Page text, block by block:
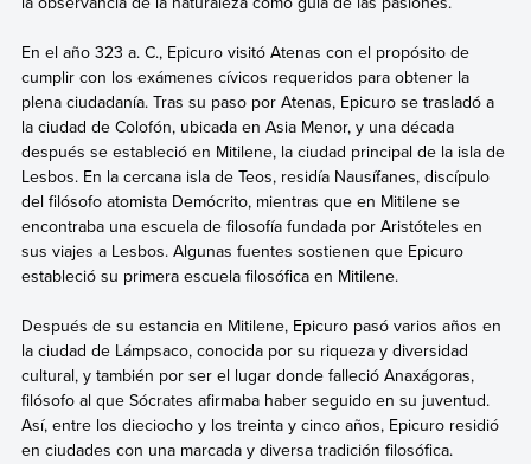
En el año 323 a. C., Epicuro visitó Atenas con el propósito de
cumplir con los exámenes cívicos requeridos para obtener la
plena ciudadanía. Tras su paso por Atenas, Epicuro se trasladó a
la ciudad de Colofón, ubicada en Asia Menor, y una década
después se estableció en Mitilene, la ciudad principal de la isla de
Lesbos. En la cercana isla de Teos, residía Nausífanes, discípulo
del filósofo atomista Demócrito, mientras que en Mitilene se
encontraba una escuela de filosofía fundada por Aristóteles en
sus viajes a Lesbos. Algunas fuentes sostienen que Epicuro
estableció su primera escuela filosófica en Mitilene.
Después de su estancia en Mitilene, Epicuro pasó varios años en
la ciudad de Lámpsaco, conocida por su riqueza y diversidad
cultural, y también por ser el lugar donde falleció Anaxágoras,
filósofo al que Sócrates afirmaba haber seguido en su juventud.
Así, entre los dieciocho y los treinta y cinco años, Epicuro residió
en ciudades con una marcada y diversa tradición filosófica.